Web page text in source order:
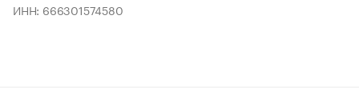
ИНН: 666301574580